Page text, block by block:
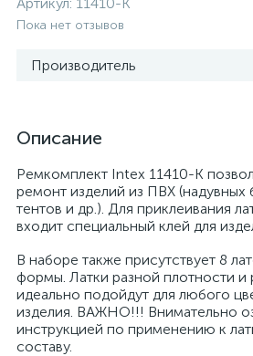
Пока нет отзывов
Производитель
Описание
Ремкомплект Intex 11410-K
ремонт изделий из ПВХ (надувных
тентов и др.). Для приклеивания
входит специальный клей для
В наборе также присутствует 8
формы. Латки разной плотности и
идеально подойдут для любого
изделия. ВАЖНО!!! Внимательно
инструкцией по применению к
составу.